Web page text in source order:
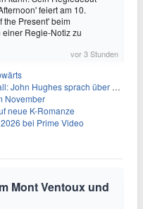
feiert am 10.
the Present' beim
Regie-Notiz zu
vor 3 Stunden
über eine Fortsetzung von 'The Breakfast Club'
November
neue K-Romanze
bei Prime Video
Mont Ventoux und